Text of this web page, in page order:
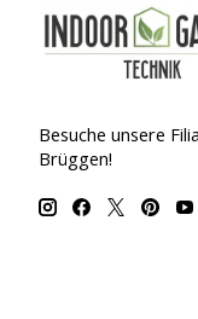
Besuche unsere
Brüggen!